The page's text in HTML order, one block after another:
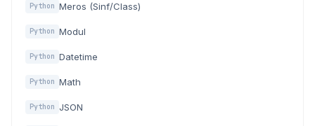
Python Meros (Sinf/Class)
Python Modul
Python Datetime
Python Math
Python JSON